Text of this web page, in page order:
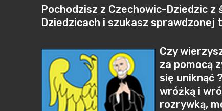
Pochodzisz z Czechowic-Dziedzic
Dziedzicach i szukasz sprawdzonej
Czy
za pomocą
się uniknąć
wróżką i
rozrywką,